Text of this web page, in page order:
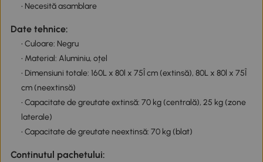
• Necesită asamblare
Date tehnice:
• Culoare: Negru
• Material: Aluminiu, oțel
• Dimensiuni totale: 160L x 80l x 75Î cm (extinsă), 80L x 80l x 75Î
cm (neextinsă)
• Capacitate de greutate extinsă: 70 kg (centrală), 25 kg (zone
laterale)
• Capacitate de greutate neextinsă: 70 kg (blat)
Continutul pachetului: